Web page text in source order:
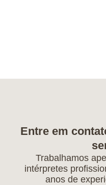
Entre em
Trabalhamos
intérpretes
anos de